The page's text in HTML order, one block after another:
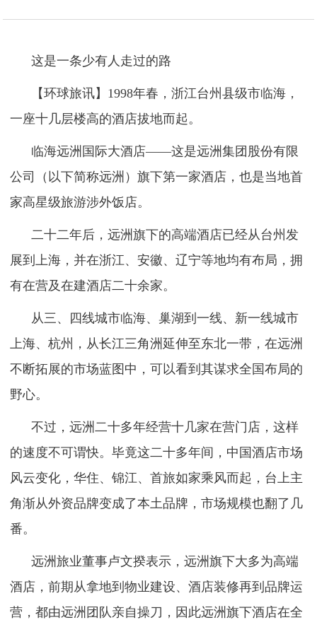
这是一条少有人走过的路
【环球旅讯】1998年春，浙江台州县级市临海，
一座十几层楼高的酒店拔地而起。
临海远洲国际大酒店——这是远洲集团股份有限
公司（以下简称远洲）旗下第一家酒店，也是当地首
家高星级旅游涉外饭店。
二十二年后，远洲旗下的高端酒店已经从台州发
展到上海，并在浙江、安徽、辽宁等地均有布局，拥
有在营及在建酒店二十余家。
从三、四线城市临海、巢湖到一线、新一线城市
上海、杭州，从长江三角洲延伸至东北一带，在远洲
不断拓展的市场蓝图中，可以看到其谋求全国布局的
野心。
不过，远洲二十多年经营十几家在营门店，这样
的速度不可谓快。毕竟这二十多年间，中国酒店市场
风云变化，华住、锦江、首旅如家乘风而起，台上主
角渐从外资品牌变成了本土品牌，市场规模也翻了几
番。
远洲旅业董事卢文揆表示，远洲旗下大多为高端
酒店，前期从拿地到物业建设、酒店装修再到品牌运
营，都由远洲团队亲自操刀，因此远洲旗下酒店在全